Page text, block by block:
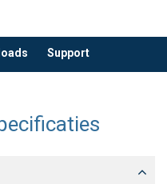
Support